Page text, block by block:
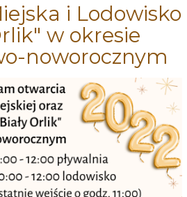
i Lodowisko
w okresie
noworocznym